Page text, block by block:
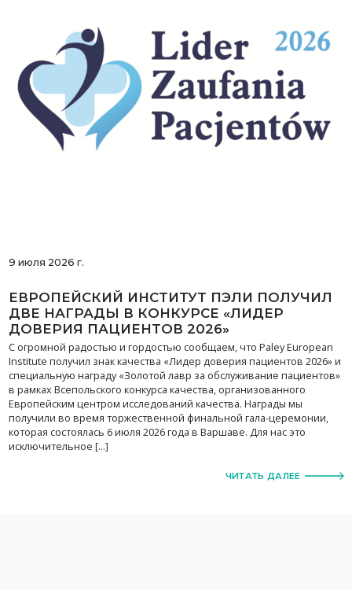
9 июля 2026 г.
ЕВРОПЕЙСКИЙ ИНСТИТУТ ПЭЛИ ПОЛУЧИЛ
ДВЕ НАГРАДЫ В КОНКУРСЕ «ЛИДЕР
ДОВЕРИЯ ПАЦИЕНТОВ 2026»
С огромной радостью и гордостью сообщаем, что Paley European
Institute получил знак качества «Лидер доверия пациентов 2026» и
специальную награду «Золотой лавр за обслуживание пациентов»
в рамках Всепольского конкурса качества, организованного
Европейским центром исследований качества. Награды мы
получили во время торжественной финальной гала-церемонии,
которая состоялась 6 июля 2026 года в Варшаве. Для нас это
исключительное […]
ЧИТАТЬ ДАЛЕЕ